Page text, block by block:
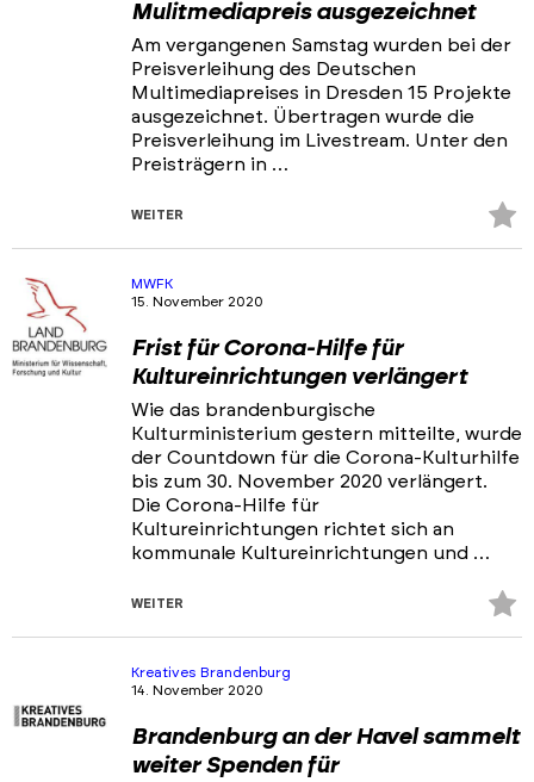
Mulitmediapreis ausgezeichnet
Am vergangenen Samstag wurden bei der
Preisverleihung des Deutschen
Multimediapreises in Dresden 15 Projekte
ausgezeichnet. Übertragen wurde die
Preisverleihung im Livestream. Unter den
Preisträgern in …
WEITER
MWFK
15. November 2020
Frist für Corona-Hilfe für
Kultureinrichtungen verlängert
Wie das brandenburgische
Kulturministerium gestern mitteilte, wurde
der Countdown für die Corona-Kulturhilfe
bis zum 30. November 2020 verlängert.
Die Corona-Hilfe für
Kultureinrichtungen richtet sich an
kommunale Kultureinrichtungen und …
WEITER
Kreatives Brandenburg
14. November 2020
Brandenburg an der Havel sammelt
weiter Spenden für